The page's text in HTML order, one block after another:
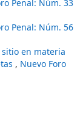
Penal: Núm. 33
Penal: Núm. 56
en materia
, Nuevo Foro